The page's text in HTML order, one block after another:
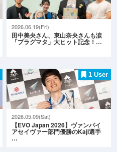
2026.06.19(Fri)
田中美央さん、東山奈央さんも涙
「プラグマタ」大ヒット記念！…
1 User
2026.05.09(Sat)
【EVO Japan 2026】ヴァンパイ
アセイヴァー部門優勝のKaji選手
…